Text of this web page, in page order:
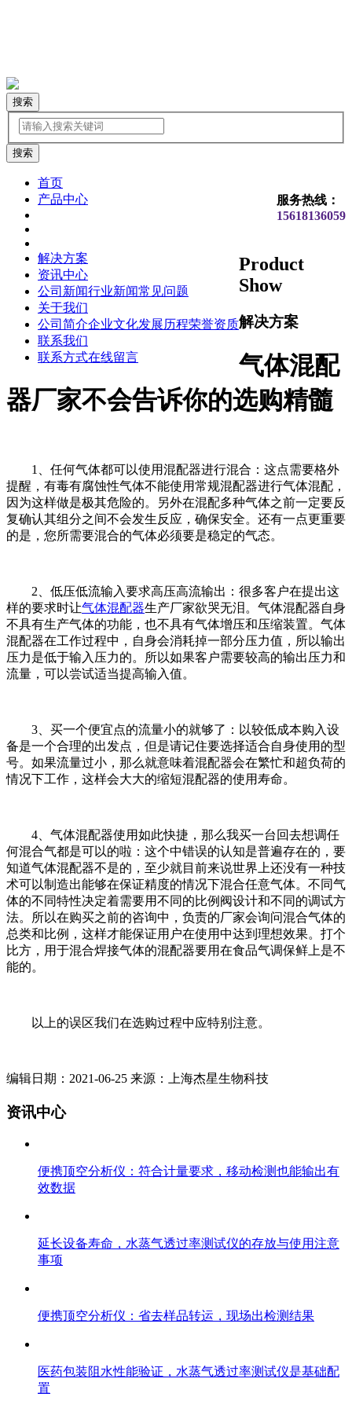
搜索
服务热线：
15618136059
首页
产品中心
解决方案
资讯中心
公司新闻行业新闻常见问题
关于我们
公司简介企业文化发展历程荣誉资质
联系我们
联系方式在线留言
Product
Show
解决方案
气体混配
器厂家不会告诉你的选购精髓
1、任何气体都可以使用混配器进行混合：这点需要格外
提醒，有毒有腐蚀性气体不能使用常规混配器进行气体混配，
因为这样做是极其危险的。另外在混配多种气体之前一定要反
复确认其组分之间不会发生反应，确保安全。还有一点更重要
的是，您所需要混合的气体必须要是稳定的气态。
2、低压低流输入要求高压高流输出：很多客户在提出这
样的要求时让气体混配器生产厂家欲哭无泪。气体混配器自身
不具有生产气体的功能，也不具有气体增压和压缩装置。气体
混配器在工作过程中，自身会消耗掉一部分压力值，所以输出
压力是低于输入压力的。所以如果客户需要较高的输出压力和
流量，可以尝试适当提高输入值。
3、买一个便宜点的流量小的就够了：以较低成本购入设
备是一个合理的出发点，但是请记住要选择适合自身使用的型
号。如果流量过小，那么就意味着混配器会在繁忙和超负荷的
情况下工作，这样会大大的缩短混配器的使用寿命。
4、气体混配器使用如此快捷，那么我买一台回去想调任
何混合气都是可以的啦：这个中错误的认知是普遍存在的，要
知道气体混配器不是的，至少就目前来说世界上还没有一种技
术可以制造出能够在保证精度的情况下混合任意气体。不同气
体的不同特性决定着需要用不同的比例阀设计和不同的调试方
法。所以在购买之前的咨询中，负责的厂家会询问混合气体的
总类和比例，这样才能保证用户在使用中达到理想效果。打个
比方，用于混合焊接气体的混配器要用在食品气调保鲜上是不
能的。
以上的误区我们在选购过程中应特别注意。
编辑日期：2021-06-25 来源：上海杰星生物科技
资讯中心
便携顶空分析仪：符合计量要求，移动检测也能输出有
效数据
延长设备寿命，水蒸气透过率测试仪的存放与使用注意
事项
便携顶空分析仪：省去样品转运，现场出检测结果
医药包装阻水性能验证，水蒸气透过率测试仪是基础配
置